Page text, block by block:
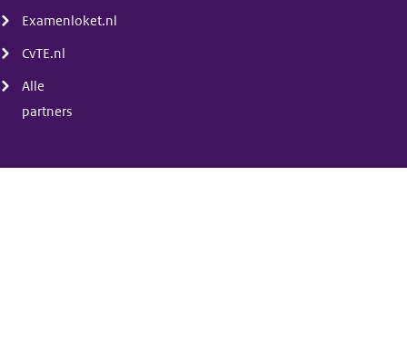
Examenloket.nl
CvTE.nl
Alle
partners